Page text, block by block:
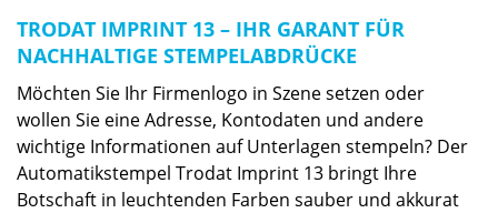
TRODAT IMPRINT 13 – IHR GARANT FÜR
NACHHALTIGE STEMPELABDRÜCKE
Möchten Sie Ihr Firmenlogo in Szene setzen oder
wollen Sie eine Adresse, Kontodaten und andere
wichtige Informationen auf Unterlagen stempeln? Der
Automatikstempel Trodat Imprint 13 bringt Ihre
Botschaft in leuchtenden Farben sauber und akkurat